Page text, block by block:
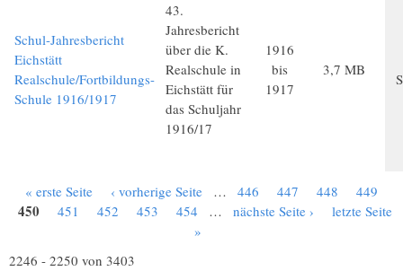
Schul-Jahresbericht
Eichstätt
Realschule/Fortbildungs-
Schule 1916/1917
43.
Jahresbericht
über die K.
Realschule in
Eichstätt für
das Schuljahr
1916/17
1916
bis
1917
3,7 MB
Seiten
« erste Seite ‹ vorherige Seite … 446 447 448 449
450 451 452 453 454 … nächste Seite ›
letzte Seite
»
2246 - 2250 von 3403